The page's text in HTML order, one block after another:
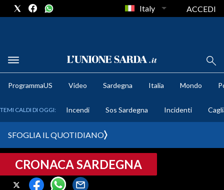
METEO
CRONACA SARDEGNA
CAGLIARI
Italy ACCEDI
ProgrammaUS Video Sardegna Italia Mondo
TEMI CALDI DI OGGI: Incendi Sos Sardegna Incidenti
SFOGLIA IL QUOTIDIANO
CRONACA SARDEGNA